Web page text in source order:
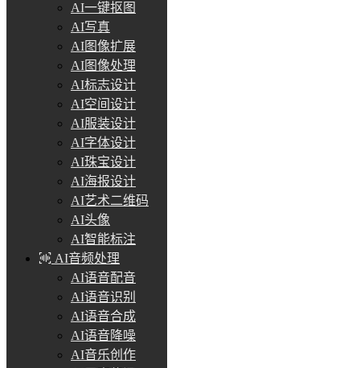
AI一键抠图
AI写真
AI图像扩展
AI图像处理
AI标志设计
AI空间设计
AI服装设计
AI字体设计
AI珠宝设计
AI海报设计
AI艺术二维码
AI头像
AI智能标注
AI音频处理
AI语音配音
AI语音识别
AI语音合成
AI语音降噪
AI音乐创作